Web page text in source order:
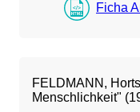
Ficha
FELDMANN,
Menschlichkeit"